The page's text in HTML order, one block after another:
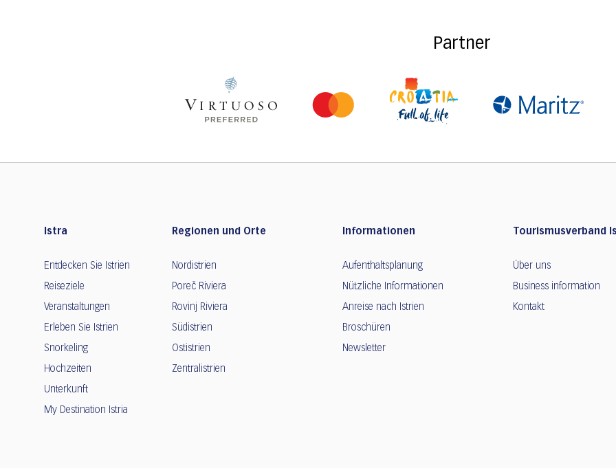
Partner
Istra
Entdecken Sie Istrien
Reiseziele
Veranstaltungen
Erleben Sie Istrien
Snorkeling
Hochzeiten
Unterkunft
My Destination Istria
Regionen und Orte
Nordistrien
Poreč Riviera
Rovinj Riviera
Südistrien
Ostistrien
Zentralistrien
Informationen
Aufenthaltsplanung
Nützliche Informationen
Anreise nach Istrien
Broschüren
Newsletter
Tourismusverband
Über uns
Business information
Kontakt